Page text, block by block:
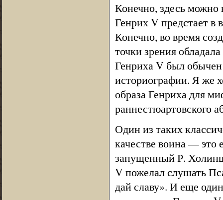
Конечно, здесь
Генрих V предстает в
Конечно, во время
точки зрения
Генриха V был
историографии. Я же
образа Генриха для
раннестюартовского
Один из таких
качестве воина — это
запущенный Р.
V пожелал слушать
дай славу». И еще